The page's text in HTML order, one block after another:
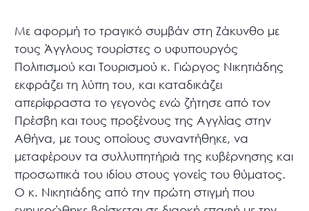
Με αφορμή το τραγικό συμβάν στη Ζάκυνθο με
τους Άγγλους τουρίστες ο υφυπουργός
Πολιτισμού και Τουρισμού κ. Γιώργος Νικητιάδης
εκφράζει τη λύπη του, και καταδικάζει
απερίφραστα το γεγονός ενώ ζήτησε από τον
Πρέσβη και τους προξένους της Αγγλίας στην
Αθήνα, με τους οποίους συναντήθηκε, να
μεταφέρουν τα συλλυπητήριά της κυβέρνησης και
προσωπικά του ιδίου στους γονείς του θύματος.
Ο κ. Νικητιάδης από την πρώτη στιγμή που